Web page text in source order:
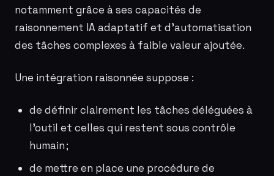
notamment grâce à ses capacités de
raisonnement IA adaptatif et d’automatisation
des tâches complexes à faible valeur ajoutée.
Une intégration raisonnée suppose :
de définir clairement les tâches déléguées à
l’outil et celles qui restent sous contrôle
humain ;
de mettre en place une procédure de